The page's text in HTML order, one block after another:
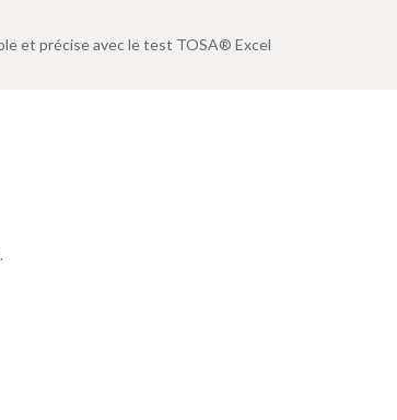
et précise avec le test TOSA® Excel